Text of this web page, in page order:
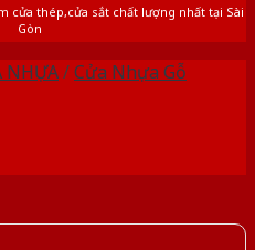
cửa thép,cửa sắt chất lượng nhất tại Sài
Gòn
NHỰA/Cửa Nhựa Gỗ